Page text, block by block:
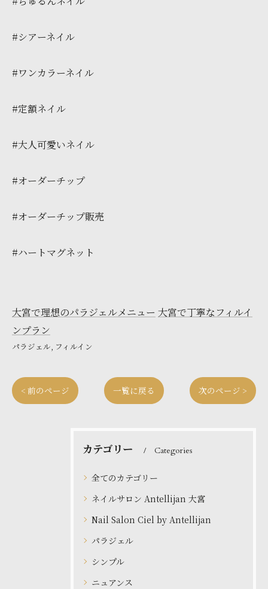
#シアーネイル
#ワンカラーネイル
#定額ネイル
#大人可愛いネイル
#オーダーチップ
#オーダーチップ販売
#ハートマグネット
大宮で理想のパラジェルメニュー 大宮で丁寧なフィルイ
ンプラン
パラジェル フィルイン
< 前のページ 一覧に戻る 次のページ >
カテゴリー Categories
全てのカテゴリー
ネイルサロン Antellijan 大宮
Nail Salon Ciel by Antellijan
パラジェル
シンプル
ニュアンス